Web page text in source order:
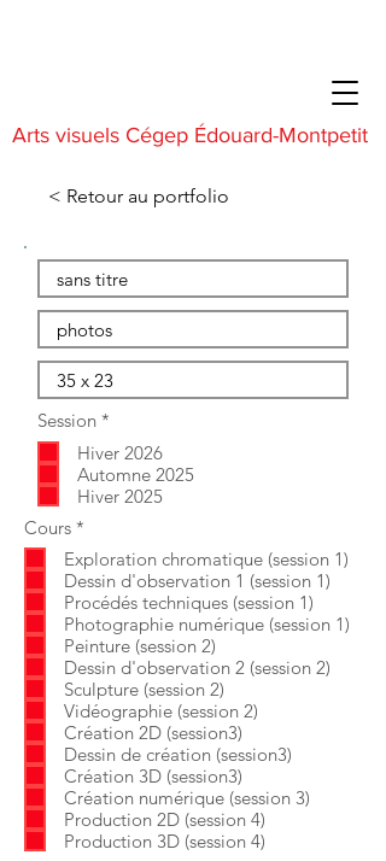
Arts visuels Cégep Édouard-Montpetit
< Retour au portfolio
Session *
l
i
g
a
i
r
e
Hiver 2026
Automne 2025
Hiver 2025
Cours *
l
i
g
a
t
o
i
r
e
Exploration chromatique (session 1)
Dessin d'observation 1 (session 1)
Procédés techniques (session 1)
Photographie numérique (session 1)
Peinture (session 2)
Dessin d'observation 2 (session 2)
Sculpture (session 2)
Vidéographie (session 2)
Création 2D (session3)
Dessin de création (session3)
Création 3D (session3)
Création numérique (session 3)
Production 2D (session 4)
Production 3D (session 4)